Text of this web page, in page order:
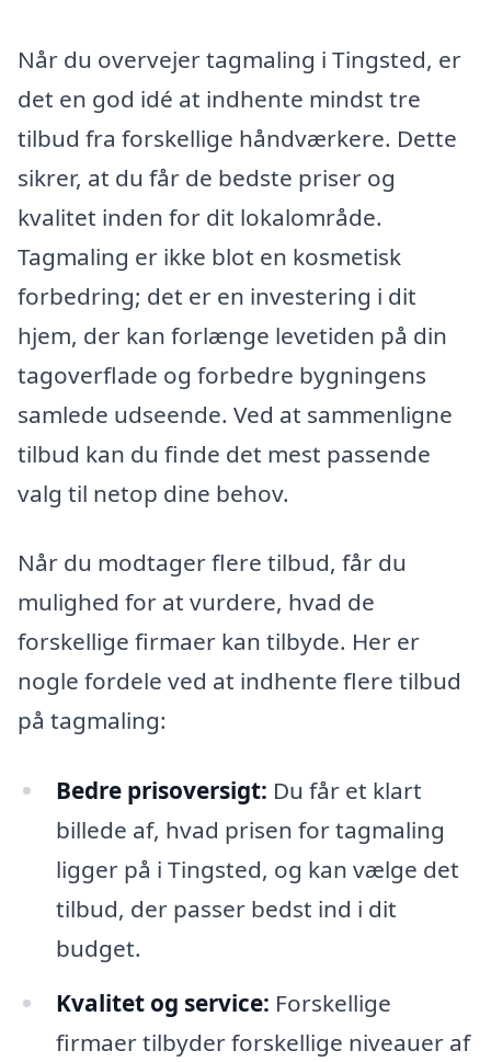
Når du overvejer tagmaling i Tingsted, er
det en god idé at indhente mindst tre
tilbud fra forskellige håndværkere. Dette
sikrer, at du får de bedste priser og
kvalitet inden for dit lokalområde.
Tagmaling er ikke blot en kosmetisk
forbedring; det er en investering i dit
hjem, der kan forlænge levetiden på din
tagoverflade og forbedre bygningens
samlede udseende. Ved at sammenligne
tilbud kan du finde det mest passende
valg til netop dine behov.
Når du modtager flere tilbud, får du
mulighed for at vurdere, hvad de
forskellige firmaer kan tilbyde. Her er
nogle fordele ved at indhente flere tilbud
på tagmaling:
Bedre prisoversigt: Du får et klart
billede af, hvad prisen for tagmaling
ligger på i Tingsted, og kan vælge det
tilbud, der passer bedst ind i dit
budget.
Kvalitet og service: Forskellige
firmaer tilbyder forskellige niveauer af